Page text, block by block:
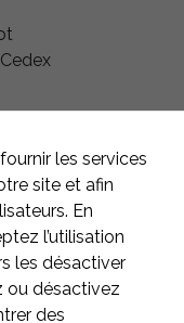
17h
16h
les services
site et afin
En
l’utilisation
les désactiver
ou désactivez
des